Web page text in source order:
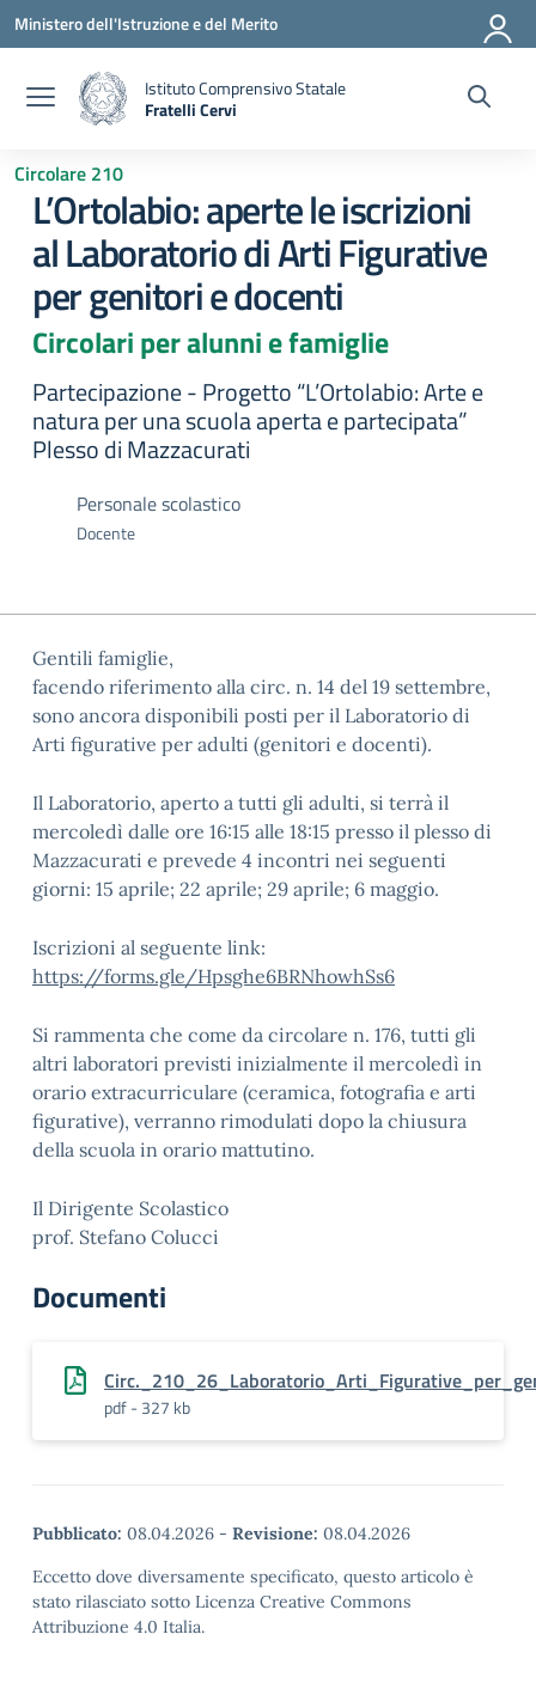
Vai ai contenuti
Vai al menu di navigazione
Vai al footer
Ministero dell'Istruzione e del Merito
Istituto Comprensivo Statale
Fratelli Cervi
Circolare 210
L’Ortolabio: aperte le iscrizioni
al Laboratorio di Arti Figurative
per genitori e docenti
Circolari per alunni e famiglie
Partecipazione - Progetto “L’Ortolabio: Arte e
natura per una scuola aperta e partecipata”
Plesso di Mazzacurati
Personale scolastico
Docente
Gentili famiglie,
facendo riferimento alla circ. n. 14 del 19 settembre,
sono ancora disponibili posti per il Laboratorio di
Arti figurative per adulti (genitori e docenti).
Il Laboratorio, aperto a tutti gli adulti, si terrà il
mercoledì dalle ore 16:15 alle 18:15 presso il plesso di
Mazzacurati e prevede 4 incontri nei seguenti
giorni: 15 aprile; 22 aprile; 29 aprile; 6 maggio.
Iscrizioni al seguente link:
https://forms.gle/Hpsghe6BRNhowhSs6
Si rammenta che come da circolare n. 176, tutti gli
altri laboratori previsti inizialmente il mercoledì in
orario extracurriculare (ceramica, fotografia e arti
figurative), verranno rimodulati dopo la chiusura
della scuola in orario mattutino.
Il Dirigente Scolastico
prof. Stefano Colucci
Documenti
pdf - 327 kb
Pubblicato: 08.04.2026 - Revisione: 08.04.2026
Eccetto dove diversamente specificato, questo articolo è
stato rilasciato sotto Licenza Creative Commons
Attribuzione 4.0 Italia.